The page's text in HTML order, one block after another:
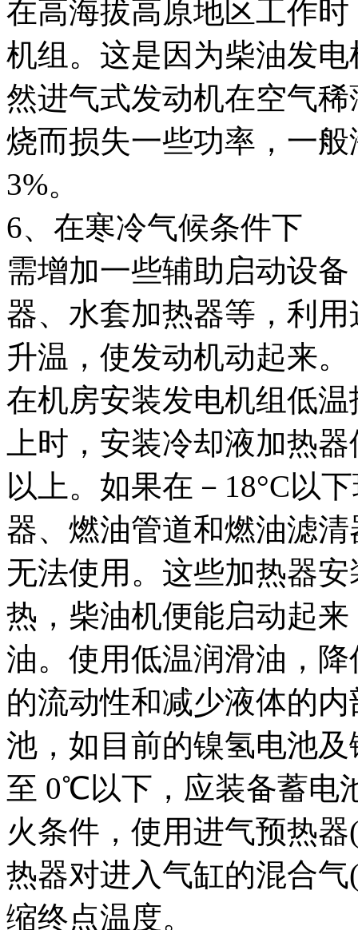
在高海拔高原地区工作
机组。这是因为柴油发
然进气式发动机在空气
烧而损失一些功率，一
3%。
6、在寒冷气候条件下
需增加一些辅助启动设
器、水套加热器等，利
升温，使发动机动起来。
在机房安装发电机组低
上时，安装冷却液加热
以上。如果在－18°C以
器、燃油管道和燃油滤
无法使用。这些加热器
热，柴油机便能启动起
油。使用低温润滑油，
的流动性和减少液体的
池，如目前的镍氢电池
至 0℃以下，应装备蓄电
火条件，使用进气预热
热器对进入气缸的混合
缩终点温度。